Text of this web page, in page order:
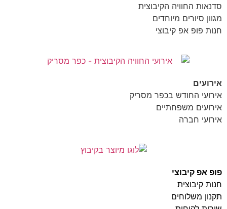
סדנאות החוויה הקיבוצית
מגוון סיורים מיוחדים
חנות פופ אפ קיבוצי
אירועים
אירועי החודש בכפר מסריק
אירועים משפחתיים
אירועי חברה
פופ אפ קיבוצי
חנות קיבוצית
תקנון משלוחים